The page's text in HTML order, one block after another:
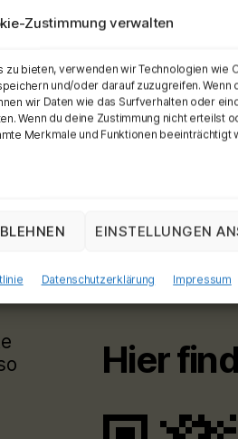
Zustimmung verwalten
zu bieten, verwenden wir Technologien wie
und/oder darauf zuzugreifen. Wenn
wir Daten wie das Surfverhalten oder
Wenn du deine Zustimmung nicht erteilst
Merkmale und Funktionen beeinträchtigt
EINSTELLUNGEN
Datenschutzerklärung Impressum
Hier